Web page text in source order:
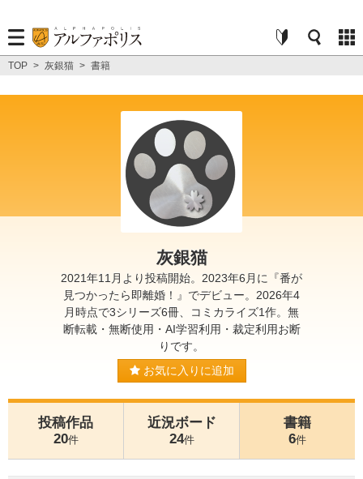
TOP > 灰銀猫 > 書籍
灰銀猫
2021年11月より投稿開始。2023年6月に『番が
見つかったら即離婚！』でデビュー。2026年4
月時点で3シリーズ6冊、コミカライズ1作。無
断転載・無断使用・AI学習利用・裁定利用お断
りです。
お気に入りに追加
投稿作品
20件
近況ボード
24件
書籍
6件